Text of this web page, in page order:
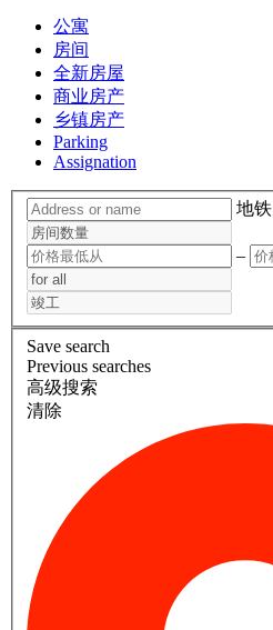
公寓
房间
全新房屋
商业房产
乡镇房产
Parking
Assignation
地铁
–
Save search
Previous searches
高级搜索
清除